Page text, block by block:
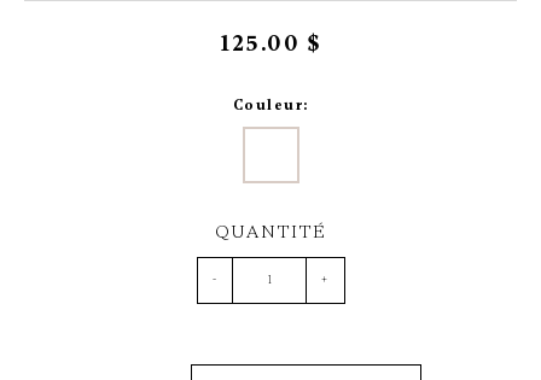
125.00 $
Couleur:
QUANTITÉ
- +